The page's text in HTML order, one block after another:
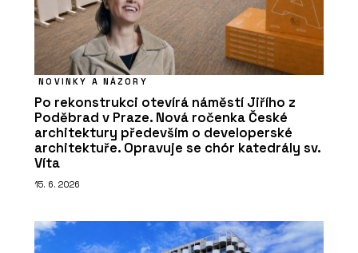
NOVINKY A NÁZORY
Po rekonstrukci otevírá náměstí Jiřího z
Poděbrad v Praze. Nová ročenka České
architektury především o developerské
architektuře. Opravuje se chór katedrály sv.
Víta
15. 6. 2026